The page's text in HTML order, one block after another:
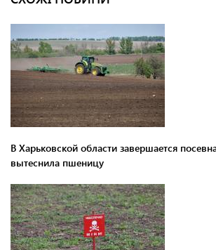
В Харьковской области завершается
вытеснила пшеницу